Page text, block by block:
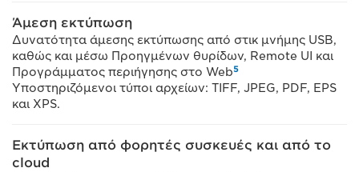
Άμεση εκτύπωση
Δυνατότητα άμεσης εκτύπωσης από στικ μνήμης USB,
καθώς και μέσω Προηγμένων θυρίδων, Remote UI και
Προγράμματος περιήγησης στο Web5
Υποστηριζόμενοι τύποι αρχείων: TIFF, JPEG, PDF, EPS
και XPS.
Εκτύπωση από φορητές συσκευές και από το
cloud